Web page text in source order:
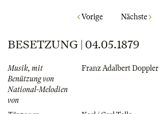
Vorige Nächste
BESETZUNG | 04.05.1879
Musik, mit
Benützung von
National-Melodien
von
Franz Adalbert Doppler